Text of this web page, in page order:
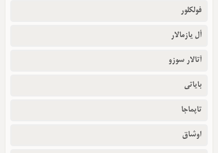
فولکلور
أل یازمالار
آتالار سوزو
بایاتی
تاپماجا
اوشاق